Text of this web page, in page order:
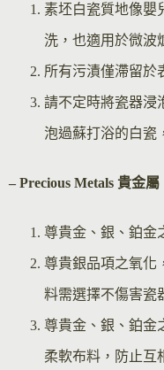
素坯白瓷質地像嬰
洗，也適用於微波
所有污漬僅滯留於
請不定時將瓷器浸
泡過蘇打浴的白瓷
– Precious Metals 貴金屬
尊貴金、銀、鉑金
尊貴銀品項之氧化
料需選擇不傷害瓷
尊貴金、銀、鉑金
柔軟布料，防止互